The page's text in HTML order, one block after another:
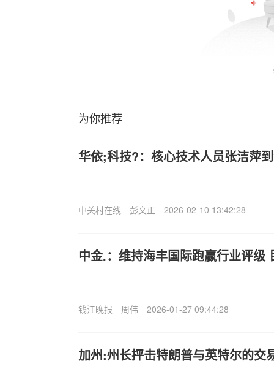
为你推荐
华依;科技?：核心技术人员张洁萍
中关村在线 彭文正 2026-02-10 13:42:28
中金.：维持海丰国际跑赢行业评级
钱江晚报 周伟 2026-01-27 09:44:28
加州:州长抨击特朗普与英特尔的交